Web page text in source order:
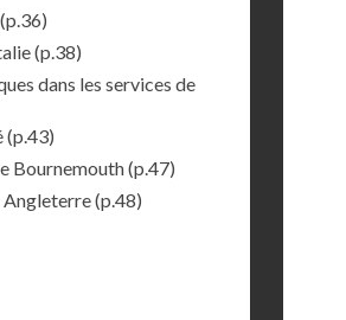
(p.36)
(p.38)
dans les services de
(p.43)
Bournemouth(p.47)
Angleterre(p.48)